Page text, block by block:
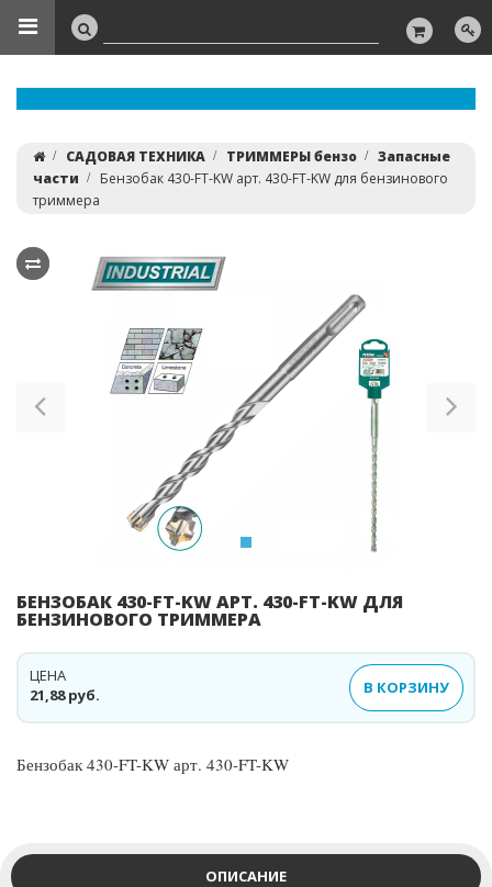
САДОВАЯ ТЕХНИКА ТРИММЕРЫ бензо
Запасные
части
Бензобак 430-FT-KW арт. 430-FT-KW для бензинового
триммера
Previous
БЕНЗОБАК 430-FT-KW АРТ. 430-FT-KW ДЛЯ
БЕНЗИНОВОГО ТРИММЕРА
21,88 руб.
ЦЕНА
В КОРЗИНУ
Бензобак 430-FT-KW арт. 430-FT-KW
ОПИСАНИЕ